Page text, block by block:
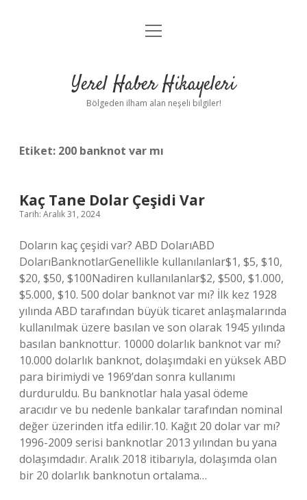
Anasayfa
Yasal Uyarı
menüyü
Yerel Haber Hikayeleri
Bölgeden ilham alan neşeli bilgiler!
Etiket: 200 banknot var mı
Kaç Tane Dolar Çeşidi Var
Tarih: Aralık 31, 2024
Doların kaç çeşidi var? ABD DolarıABD
DolarıBanknotlarGenellikle kullanılanlar$1, $5, $10,
$20, $50, $100Nadiren kullanılanlar$2, $500, $1.000,
$5.000, $10. 500 dolar banknot var mı? İlk kez 1928
yılında ABD tarafından büyük ticaret anlaşmalarında
kullanılmak üzere basılan ve son olarak 1945 yılında
basılan banknottur. 10000 dolarlık banknot var mı?
10.000 dolarlık banknot, dolaşımdaki en yüksek ABD
para birimiydi ve 1969’dan sonra kullanımı
durduruldu. Bu banknotlar hala yasal ödeme
aracıdır ve bu nedenle bankalar tarafından nominal
değer üzerinden itfa edilir.10. Kağıt 20 dolar var mı?
1996-2009 serisi banknotlar 2013 yılından bu yana
dolaşımdadır. Aralık 2018 itibarıyla, dolaşımda olan
bir 20 dolarlık banknotun ortalama…